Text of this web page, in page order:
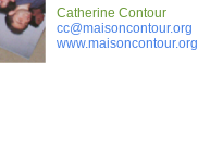
Catherine Contour
cc@maisoncontour.org
www.maisoncontour.org